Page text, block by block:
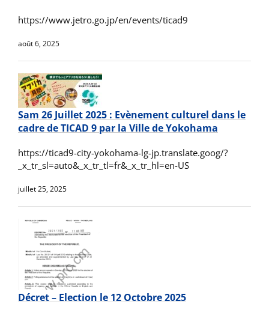
https://www.jetro.go.jp/en/events/ticad9
août 6, 2025
Sam 26 Juillet 2025 : Evènement culturel dans le
cadre de TICAD 9 par la Ville de Yokohama
https://ticad9-city-yokohama-lg-jp.translate.goog/?
_x_tr_sl=auto&_x_tr_tl=fr&_x_tr_hl=en-US
juillet 25, 2025
Décret – Election le 12 Octobre 2025